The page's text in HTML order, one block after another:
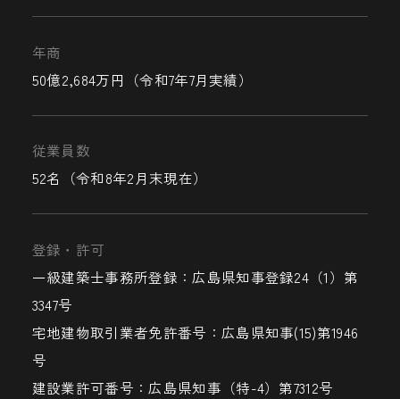
年商
50億2,684万円（令和7年7月実績）
従業員数
52名（令和8年2月末現在）
登録・許可
一級建築士事務所登録：広島県知事登録24（1）第
3347号
宅地建物取引業者免許番号：広島県知事(15)第1946
号
建設業許可番号：広島県知事（特-4）第7312号